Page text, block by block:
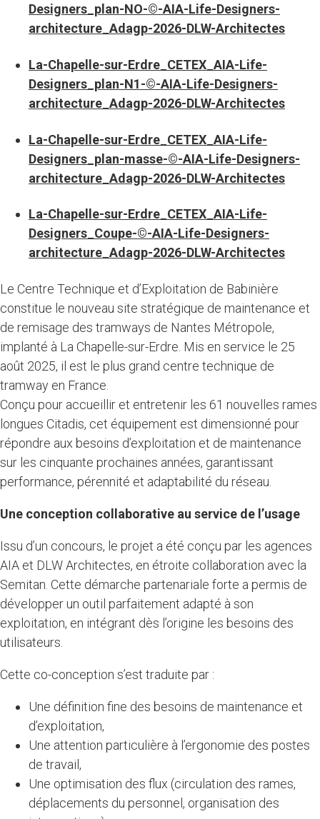
Designers_plan-NO-©-AIA-Life-Designers-
architecture_Adagp-2026-DLW-Architectes
La-Chapelle-sur-Erdre_CETEX_AIA-Life-
Designers_plan-N1-©-AIA-Life-Designers-
architecture_Adagp-2026-DLW-Architectes
La-Chapelle-sur-Erdre_CETEX_AIA-Life-
Designers_plan-masse-©-AIA-Life-Designers-
architecture_Adagp-2026-DLW-Architectes
La-Chapelle-sur-Erdre_CETEX_AIA-Life-
Designers_Coupe-©-AIA-Life-Designers-
architecture_Adagp-2026-DLW-Architectes
Le Centre Technique et d’Exploitation de Babinière
constitue le nouveau site stratégique de maintenance et
de remisage des tramways de Nantes Métropole,
implanté à La Chapelle-sur-Erdre. Mis en service le 25
août 2025, il est le plus grand centre technique de
tramway en France.
Conçu pour accueillir et entretenir les 61 nouvelles rames
longues Citadis, cet équipement est dimensionné pour
répondre aux besoins d’exploitation et de maintenance
sur les cinquante prochaines années, garantissant
performance, pérennité et adaptabilité du réseau.
Une conception collaborative au service de l’usage
Issu d’un concours, le projet a été conçu par les agences
AIA et DLW Architectes, en étroite collaboration avec la
Semitan. Cette démarche partenariale forte a permis de
développer un outil parfaitement adapté à son
exploitation, en intégrant dès l’origine les besoins des
utilisateurs.
Cette co-conception s’est traduite par :
Une définition fine des besoins de maintenance et
d’exploitation,
Une attention particulière à l’ergonomie des postes
de travail,
Une optimisation des flux (circulation des rames,
déplacements du personnel, organisation des